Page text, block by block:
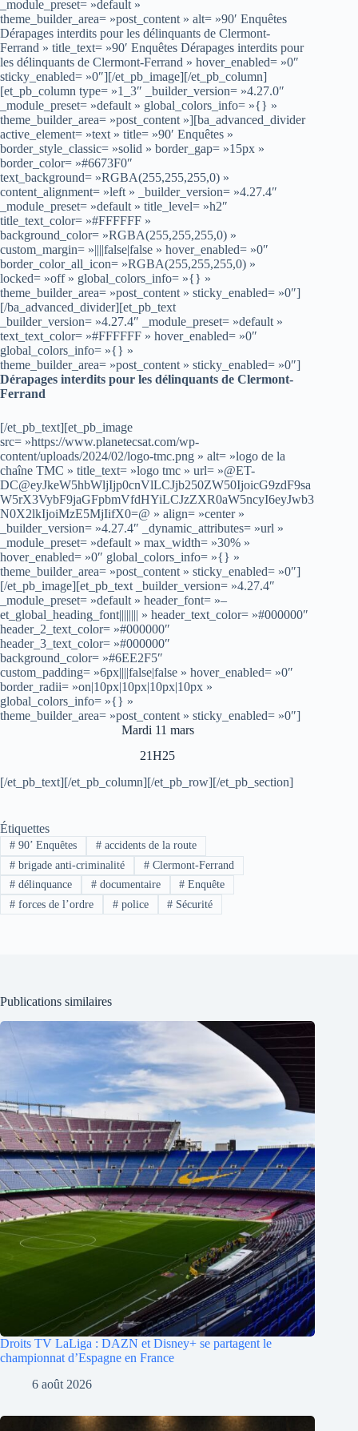
_module_preset= »default »
theme_builder_area= »post_content » alt= »90′ Enquêtes
Dérapages interdits pour les délinquants de Clermont-
Ferrand » title_text= »90′ Enquêtes Dérapages interdits pour
les délinquants de Clermont-Ferrand » hover_enabled= »0″
sticky_enabled= »0″][/et_pb_image][/et_pb_column]
[et_pb_column type= »1_3″ _builder_version= »4.27.0″
_module_preset= »default » global_colors_info= »{} »
theme_builder_area= »post_content »][ba_advanced_divider
active_element= »text » title= »90′ Enquêtes »
border_style_classic= »solid » border_gap= »15px »
border_color= »#6673F0″
text_background= »RGBA(255,255,255,0) »
content_alignment= »left » _builder_version= »4.27.4″
_module_preset= »default » title_level= »h2″
title_text_color= »#FFFFFF »
background_color= »RGBA(255,255,255,0) »
custom_margin= »||||false|false » hover_enabled= »0″
border_color_all_icon= »RGBA(255,255,255,0) »
locked= »off » global_colors_info= »{} »
theme_builder_area= »post_content » sticky_enabled= »0″]
[/ba_advanced_divider][et_pb_text
_builder_version= »4.27.4″ _module_preset= »default »
text_text_color= »#FFFFFF » hover_enabled= »0″
global_colors_info= »{} »
theme_builder_area= »post_content » sticky_enabled= »0″]
Dérapages interdits pour les délinquants de Clermont-
Ferrand
[/et_pb_text][et_pb_image
src= »https://www.planetecsat.com/wp-
content/uploads/2024/02/logo-tmc.png » alt= »logo de la
chaîne TMC » title_text= »logo tmc » url= »@ET-
DC@eyJkeW5hbWljIjp0cnVlLCJjb250ZW50IjoicG9zdF9sa
W5rX3VybF9jaGFpbmVfdHYiLCJzZXR0aW5ncyI6eyJwb3
N0X2lkIjoiMzE5MjIifX0=@ » align= »center »
_builder_version= »4.27.4″ _dynamic_attributes= »url »
_module_preset= »default » max_width= »30% »
hover_enabled= »0″ global_colors_info= »{} »
theme_builder_area= »post_content » sticky_enabled= »0″]
[/et_pb_image][et_pb_text _builder_version= »4.27.4″
_module_preset= »default » header_font= »–
et_global_heading_font|||||||| » header_text_color= »#000000″
header_2_text_color= »#000000″
header_3_text_color= »#000000″
background_color= »#6EE2F5″
custom_padding= »6px||||false|false » hover_enabled= »0″
border_radii= »on|10px|10px|10px|10px »
global_colors_info= »{} »
theme_builder_area= »post_content » sticky_enabled= »0″]
Mardi 11 mars
21H25
[/et_pb_text][/et_pb_column][/et_pb_row][/et_pb_section]
Étiquettes
#90’ Enquêtes #accidents de la route
#brigade anti-criminalité #Clermont-Ferrand
#délinquance #documentaire # Enquête
#forces de l’ordre #police # Sécurité
Publications similaires
Droits TV LaLiga : DAZN et Disney+ se partagent le
championnat d’Espagne en France
6 août 2026